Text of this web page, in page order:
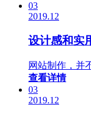
03
2019.12
设计感和实
网站制作，并
查看详情
03
2019.12